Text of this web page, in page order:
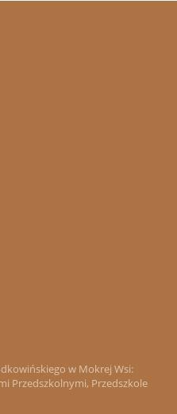
w Mokrej Wsi:
Przedszkolnymi, Przedszkole